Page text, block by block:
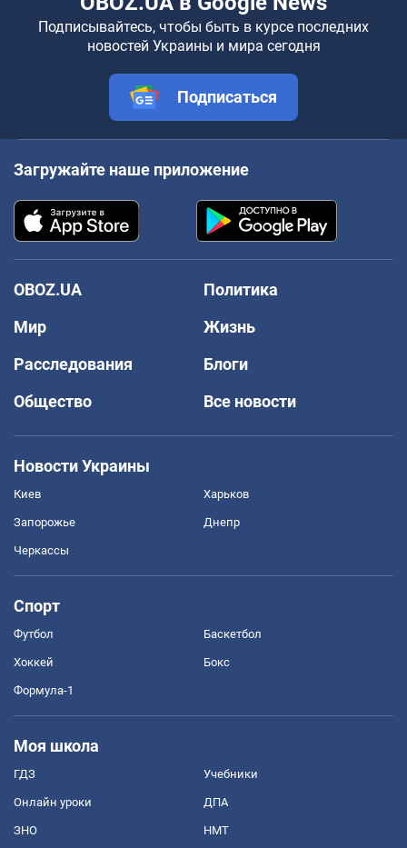
Подписывайтесь, чтобы быть в курсе последних
новостей Украины и мира сегодня
Подписаться
Загружайте наше приложение
OBOZ.UA
Политика
Мир
Жизнь
Расследования
Блоги
Общество
Все новости
Новости Украины
Киев Харьков
Запорожье Днепр
Черкассы
Спорт
Футбол Баскетбол
Хоккей Бокс
Формула-1
Моя школа
ГДЗ Учебники
Онлайн уроки ДПА
ЗНО НМТ